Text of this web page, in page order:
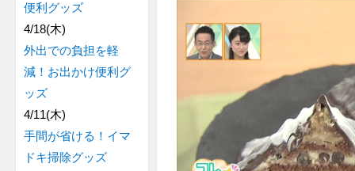
便利グッズ
4/18(木)
外出での負担を軽
減！お出かけ便利グ
ッズ
4/11(木)
手間が省ける！イマ
ドキ掃除グッズ